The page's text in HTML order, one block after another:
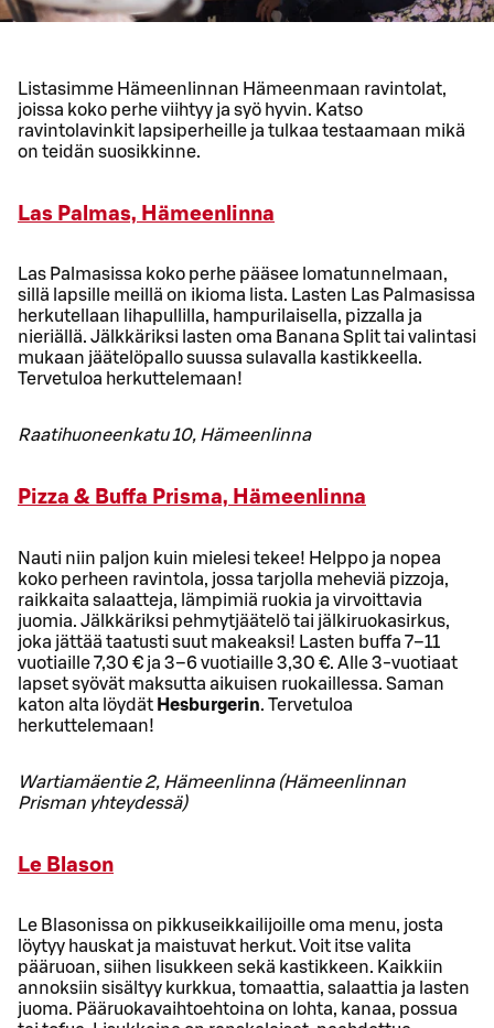
Listasimme Hämeenlinnan Hämeenmaan ravintolat,
joissa koko perhe viihtyy ja syö hyvin. Katso
ravintolavinkit lapsiperheille ja tulkaa testaamaan mikä
on teidän suosikkinne.
Las Palmas, Hämeenlinna
Las Palmasissa koko perhe pääsee lomatunnelmaan,
sillä lapsille meillä on ikioma lista. Lasten Las Palmasissa
herkutellaan lihapullilla, hampurilaisella, pizzalla ja
nieriällä. Jälkkäriksi lasten oma Banana Split tai valintasi
mukaan jäätelöpallo suussa sulavalla kastikkeella.
Tervetuloa herkuttelemaan!
Raatihuoneenkatu 10, Hämeenlinna
Pizza & Buffa Prisma, Hämeenlinna
Nauti niin paljon kuin mielesi tekee! Helppo ja nopea
koko perheen ravintola, jossa tarjolla meheviä pizzoja,
raikkaita salaatteja, lämpimiä ruokia ja virvoittavia
juomia. Jälkkäriksi pehmytjäätelö tai jälkiruokasirkus,
joka jättää taatusti suut makeaksi! Lasten buffa 7–11
vuotiaille 7,30 € ja 3–6 vuotiaille 3,30 €. Alle 3-vuotiaat
lapset syövät maksutta aikuisen ruokaillessa. Saman
katon alta löydät Hesburgerin. Tervetuloa
herkuttelemaan!
Wartiamäentie 2, Hämeenlinna (Hämeenlinnan
Prisman yhteydessä)
Le Blason
Le Blasonissa on pikkuseikkailijoille oma menu, josta
löytyy hauskat ja maistuvat herkut. Voit itse valita
pääruoan, siihen lisukkeen sekä kastikkeen. Kaikkiin
annoksiin sisältyy kurkkua, tomaattia, salaattia ja lasten
juoma. Pääruokavaihtoehtoina on lohta, kanaa, possua